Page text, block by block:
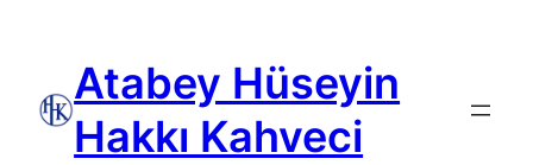
Atabey Hüseyin
Hakkı Kahveci